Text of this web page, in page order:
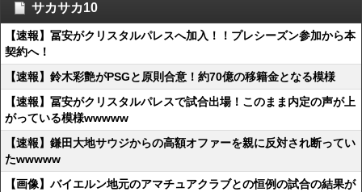
サカサカ10
【速報】冨安がクリスタルパレスへ加入！！プレシーズン参加から本
契約へ！
【速報】鈴木彩艶がPSGと原則合意！約70億の移籍金となる模様
【速報】冨安がクリスタルパレスで試合出場！このまま内定の声が上
がっている模様wwwww
【速報】鎌田大地サウジからの高額オファーを親に反対され断ってい
たwwwww
【画像】バイエルン地元のアマチュアクラブとの恒例の試合の結果が